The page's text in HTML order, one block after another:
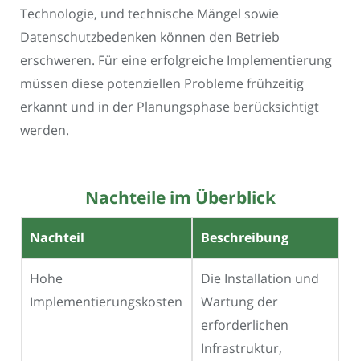
Technologie, und technische Mängel sowie
Datenschutzbedenken können den Betrieb
erschweren. Für eine erfolgreiche Implementierung
müssen diese potenziellen Probleme frühzeitig
erkannt und in der Planungsphase berücksichtigt
werden.
Nachteile im Überblick
Nachteil Beschreibung
Hohe
Implementierungskosten
Die Installation und
Wartung der
erforderlichen
Infrastruktur,